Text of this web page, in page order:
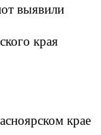
выявили
края
крае